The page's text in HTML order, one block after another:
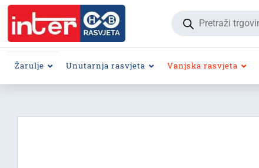
Products
search
Žarulje Unutarnja rasvjeta Vanjska rasvjeta